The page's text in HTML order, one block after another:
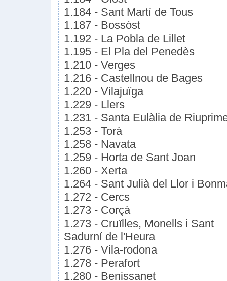
1.184 - Sant Martí de Tous
1.187 - Bossòst
1.192 - La Pobla de Lillet
1.195 - El Pla del Penedès
1.210 - Verges
1.216 - Castellnou de Bages
1.220 - Vilajuïga
1.229 - Llers
1.231 - Santa Eulàlia de
1.253 - Torà
1.258 - Navata
1.259 - Horta de Sant Joan
1.260 - Xerta
1.264 - Sant Julià del Llor i
1.272 - Cercs
1.273 - Corçà
1.273 - Cruïlles, Monells i Sant
Sadurní de l'Heura
1.276 - Vila-rodona
1.278 - Perafort
1.280 - Benissanet